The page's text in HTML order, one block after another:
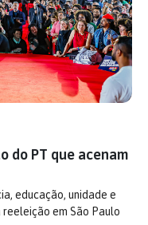
do PT que acenam
educação, unidade e
em São Paulo